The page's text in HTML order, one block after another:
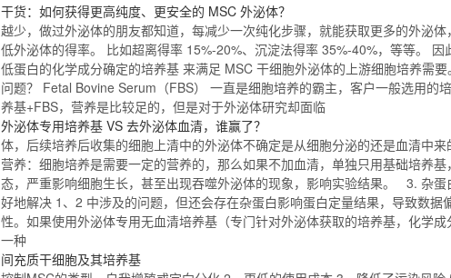
干货：如何获得更高纯度、更安全的 MSC 外泌体？
越少，做过外泌体的朋友都知道，每减少一次纯化步骤，就能获取更多的外泌
低外泌体的得率。 比如超离得率 15%-20%、沉淀法得率 35%-40%，等等。 因
低蛋白的化学成分确定的培养基 来满足 MSC 干细胞外泌体的上游细胞培养需
问题？ Fetal Bovine Serum（FBS） 一直是细胞培养的霸主，客户一般选用的
养基+FBS，营养是比较足的，但是对于外泌体研究却面临
外泌体专用培养基 VS 去外泌体血清，谁赢了？
体，后续培养后收集的细胞上清中的外泌体不确定是从细胞分泌的还是血清中
营养：细胞培养是需要一定的营养的，那么如果不加血清，单独只用基础培养基
态，严重影响细胞生长，甚至出现吞噬外泌体的现象，影响实验结果。 3. 杂蛋
好地解决 1、2 中涉及的问题，但还会存在杂蛋白影响蛋白定量结果，导致数据
性。如果使用外泌体专用无血清培养基 （专门针对外泌体获取的培养基， 化学成
一种
间充质干细胞及其培养基